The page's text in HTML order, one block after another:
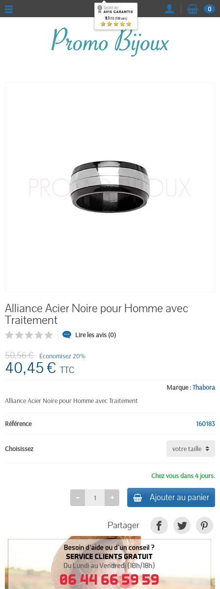
0
Alliance Acier Noire pour Homme avec
Traitement
Lire les avis (0)
Marque :Thabora
50,56 € Économisez 20%
40,45 € TTC
Alliance Acier Noire pour Homme avec Traitement
Référence 160183
Choisissez
Chez vous dans 4 jours.
Ajouter au panier
Partager
9.1/10 (108 avis)
★★★★★